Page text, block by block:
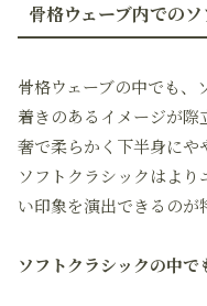
骨格ウェーブ内での
骨格ウェーブの中でも、
着きのあるイメージが際
奢で柔らかく下半身にや
ソフトクラシックはよ
い印象を演出できるのが
ソフトクラシックの中で